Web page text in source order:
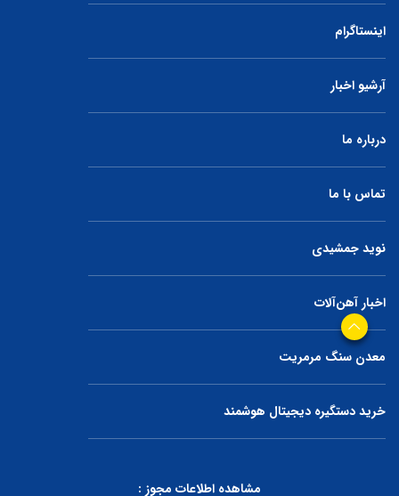
اینستاگرام
آرشیو اخبار
درباره ما
تماس با ما
نوید جمشیدی
اخبار آهن‌آلات
معدن سنگ مرمریت
خرید دستگیره دیجیتال هوشمند
مشاهده اطلاعات مجوز :